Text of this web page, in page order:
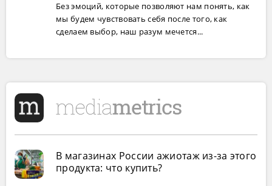
Без эмоций, которые позволяют нам понять, как
мы будем чувствовать себя после того, как
сделаем выбор, наш разум мечется...
В магазинах России ажиотаж из-за этого
продукта: что купить?